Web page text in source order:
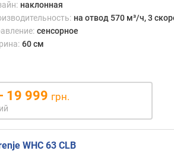
наклонная
на отвод 570 м³/ч, 3
сенсорное
60 см
19 999 грн.
WHC 63 CLB